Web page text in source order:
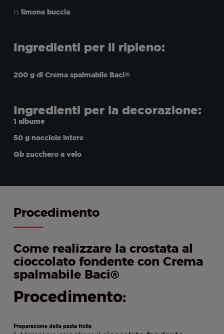
½ limone buccia
Ingredienti per il ripieno:
200 g di Crema spalmabile Baci®
Ingredienti per la decorazione:
1 albume
50 g nocciole intere
Qb zucchero a velo
Procedimento
Come realizzare la crostata al
cioccolato fondente con Crema
spalmabile Baci®
Procedimento:
Preparazione della pasta frolla